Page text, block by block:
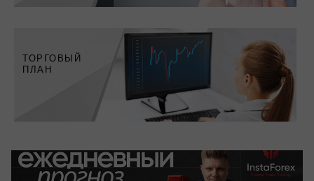
экономические события в мире
Трейд
ТОРГОВЫЙ
ПЛАН